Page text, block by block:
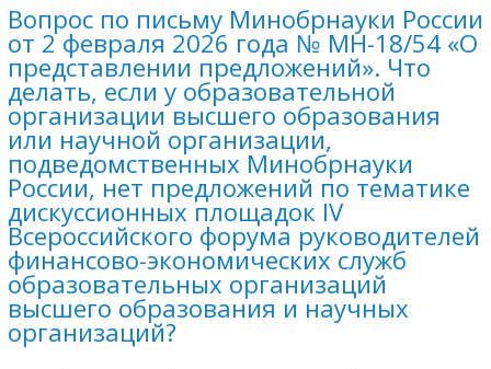
Вопрос по письму Минобрнауки России
от 2 февраля 2026 года № МН-18/54 «О
представлении предложений». Что
делать, если у образовательной
организации высшего образования
или научной организации,
подведомственных Минобрнауки
России, нет предложений по тематике
дискуссионных площадок IV
Всероссийского форума руководителей
финансово-экономических служб
образовательных организаций
высшего образования и научных
организаций?